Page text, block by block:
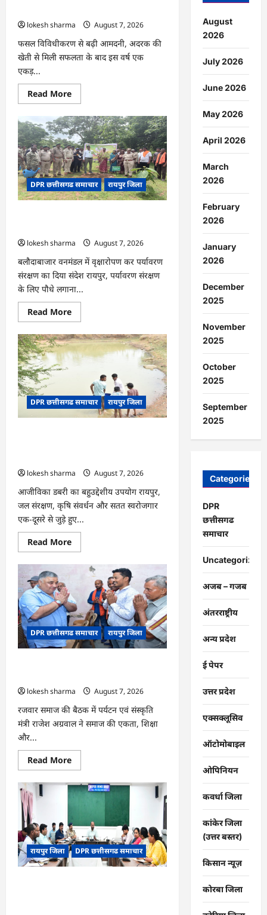
lokesh sharma
August 7, 2026
फसल विविधीकरण से बढ़ी आमदनी, अदरक की
खेती से मिली सफलता के बाद इस वर्ष एक
एकड़...
Read MoreRead
more
CG
:
धान
के
साथ
अदरक
की
खेती
ने
बदली
किसान
से
लाखों
का
मुनाफा
DPR छत्तीसगढ समाचार रायपुर जिला
lokesh sharma
August 7, 2026
बलौदाबाजार वनमंडल में वृक्षारोपण कर पर्यावरण
संरक्षण का दिया संदेश रायपुर, पर्यावरण संरक्षण
के लिए पौधे लगाना...
Read MoreRead
more
CG
:
वन
महोत्सव
माँ
के
नाम’
अभियान
DPR छत्तीसगढ समाचार रायपुर जिला
lokesh sharma
August 7, 2026
आजीविका डबरी का बहुउद्देशीय उपयोग रायपुर,
जल संरक्षण, कृषि संवर्धन और सतत स्वरोजगार
एक-दूसरे से जुड़े हुए...
Read MoreRead
more
CG
संरक्षण
से
बदला
जीवन
:
धमतरी
के
भोथापारा
आर्थिक
का
नया
आधार
DPR छत्तीसगढ समाचार रायपुर जिला
lokesh sharma
August 7, 2026
रजवार समाज की बैठक में पर्यटन एवं संस्कृति
मंत्री राजेश अग्रवाल ने समाज की एकता, शिक्षा
और...
Read MoreRead
more
CG
:
एकजुटता
सामाजिक
विकास
की
सबसे
बड़ी
शक्ति
रायपुर जिला DPR छत्तीसगढ समाचार
August
2026
July 2026
June 2026
May 2026
April 2026
March
2026
February
2026
January
2026
December
2025
November
2025
October
2025
September
2025
Categories
DPR
छत्तीसगढ
समाचार
Uncategorized
अजब – गजब
अंतरराष्ट्रीय
अन्य प्रदेश
ई पेपर
उत्तर प्रदेश
एक्सक्लूसिव
ऑटोमोबाइल
ओपिनियन
कवर्धा जिला
कांकेर जिला
(उत्तर बस्तर)
किसान न्यूज़
कोरबा जिला